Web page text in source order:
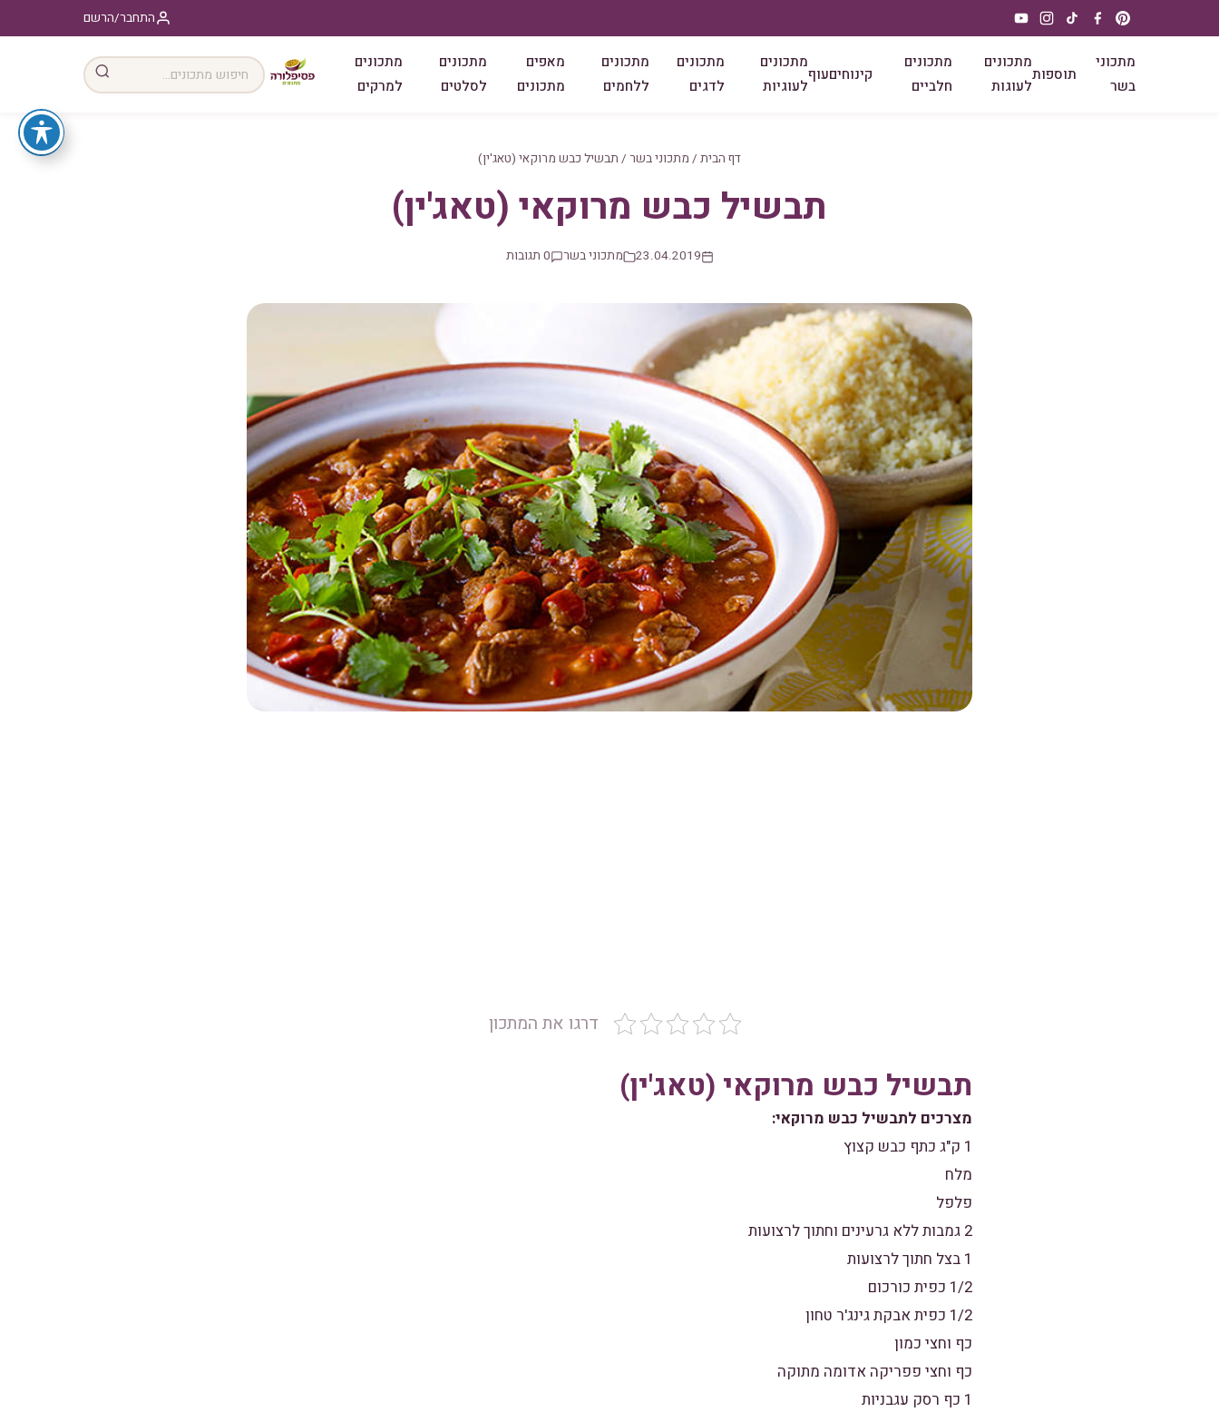
התחבר/הרשם
מתכוני
בשר
תוספות
מתכונים
לעוגות
מתכונים
חלביים
קינוחיםעוף
מתכונים
לעוגיות
מתכונים
לדגים
מתכונים
ללחמים
מאפים
מתכונים
מתכונים
לסלטים
מתכונים
למרקים
דף הבית / מתכוני בשר / תבשיל כבש מרוקאי (טאג'ין)
תבשיל כבש מרוקאי (טאג'ין)
23.04.2019 מתכוני בשר 0 תגובות
דרגו את המתכון
תבשיל כבש מרוקאי (טאג'ין)
מצרכים לתבשיל כבש מרוקאי:
1 ק"ג כתף כבש קצוץ
מלח
פלפל
2 גמבות ללא גרעינים וחתוך לרצועות
1 בצל חתוך לרצועות
1/2 כפית כורכום
1/2 כפית אבקת גינג'ר טחון
כף וחצי כמון
כף וחצי פפריקה אדומה מתוקה
1 כף רסק עגבניות